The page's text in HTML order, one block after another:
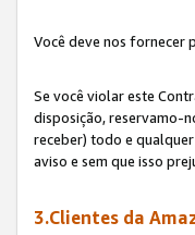
Você deve nos fornecer
Se você violar este
disposição, reservamo-
receber) todo e
aviso e sem que isso
3.Clientes da